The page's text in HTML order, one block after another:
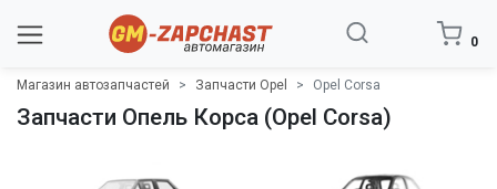
0
Магазин автозапчастей Запчасти Opel Opel Corsa
Запчасти Опель Корса (Opel Corsa)